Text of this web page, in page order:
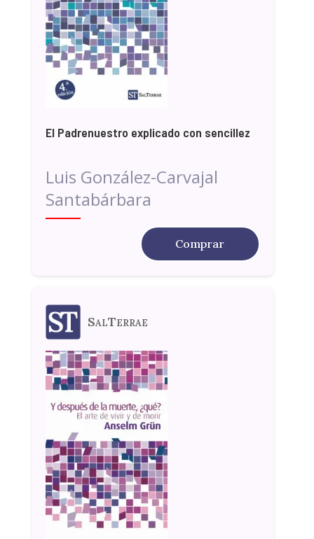
El Padrenuestro explicado con sencillez
Luis González-Carvajal
Santabárbara
Comprar
SalTerrae